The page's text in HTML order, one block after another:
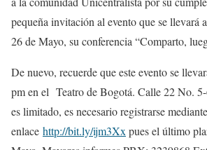
pequeña invitación al evento que se llevará
26 de Mayo, su conferencia “Comparto,
De nuevo, recuerde que este evento se
pm en el Teatro de Bogotá. Calle 22 No.
es limitado, es necesario registrarse
enlace http://bit.ly/ijm3Xx pues el último